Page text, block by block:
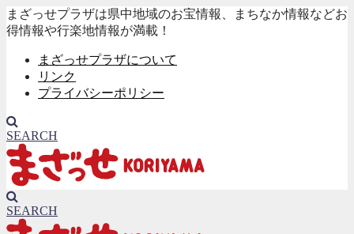
まざっせプラザは県中地域のお宝情報、まちなか情報などお
得情報や行楽地情報が満載！
まざっせプラザについて
リンク
プライバシーポリシー
SEARCH
SEARCH